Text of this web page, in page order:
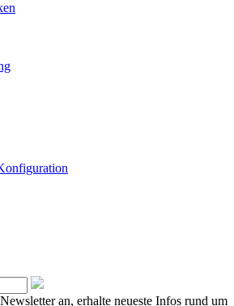
an, erhalte neueste Infos rund um